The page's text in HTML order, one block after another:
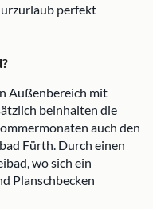
perfekt
Außenbereich mit
beinhalten die
auch den
Fürth. Durch einen
wo sich ein
Planschbecken